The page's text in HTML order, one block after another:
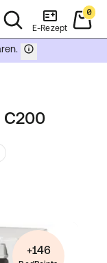
E-Rezept
0
C200
+146